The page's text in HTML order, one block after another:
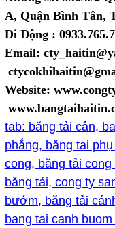
A, Quận Bình Tân,
Di Động :
Email:
Website:
tab: băng tải cân,
phẳng, băng tai
cong, băng tải
băng tải, cong ty
bướm, băng tải
bang tai canh buom